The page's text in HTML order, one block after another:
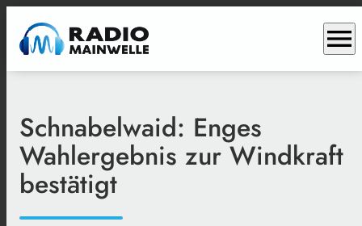
menu
Schnabelwaid: Enges
Wahlergebnis zur Windkraft
bestätigt